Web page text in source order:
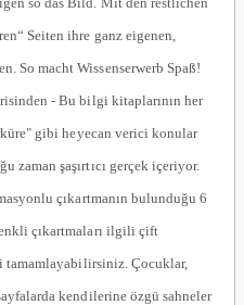
Seiten ihre ganz eigenen,
So macht Wissenserwerb Spaß!
- Bu bilgi kitaplarının her
gibi heyecan verici konular
zaman şaşırtıcı gerçek içeriyor.
çıkartmanın bulunduğu 6
çıkartmaları ilgili çift
tamamlayabilirsiniz. Çocuklar,
kendilerine özgü sahneler